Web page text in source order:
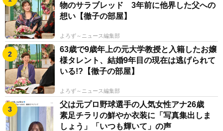
物のサラブレッド 3年前に他界した父への
想い【徹子の部屋】
よろず～ニュース編集部
63歳で9歳年上の元大学教授と入籍したお嬢
様タレント、結婚9年目の現在は逃げられて
いる!?【徹子の部屋】
よろず～ニュース編集部
父は元プロ野球選手の人気女性アナ26歳
素足チラリの鮮やか衣装に「写真集出しま
しょう」「いつも輝いて」の声